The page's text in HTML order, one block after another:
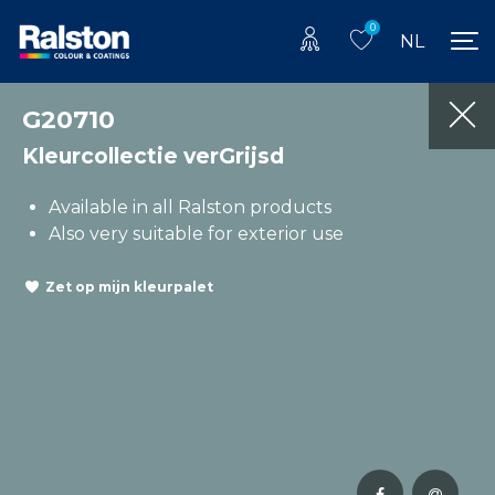
0
NL
G20710
Kleurcollectie verGrijsd
Available in all Ralston products
Also very suitable for exterior use
Zet op mijn kleurpalet